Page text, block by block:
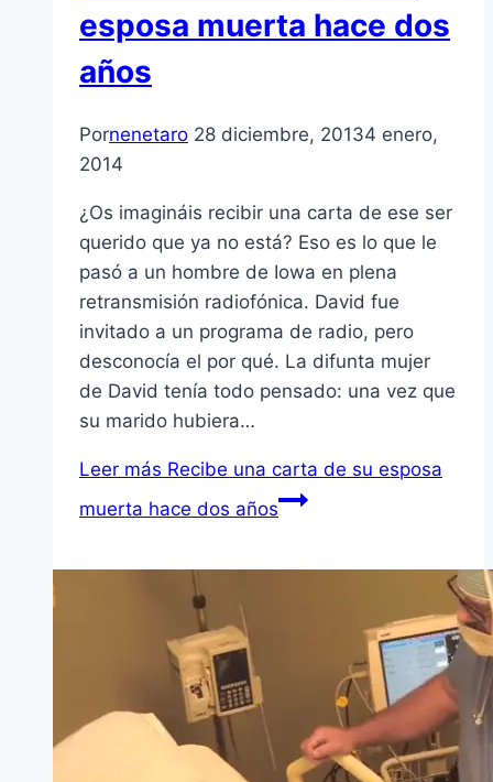
esposa muerta hace dos
años
Pornenetaro 28 diciembre, 20134 enero,
2014
¿Os imagináis recibir una carta de ese ser
querido que ya no está? Eso es lo que le
pasó a un hombre de Iowa en plena
retransmisión radiofónica. David fue
invitado a un programa de radio, pero
desconocía el por qué. La difunta mujer
de David tenía todo pensado: una vez que
su marido hubiera…
Leer más Recibe una carta de su esposa
muerta hace dos años